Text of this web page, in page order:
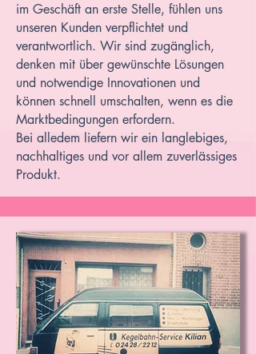
im Geschäft an erste Stelle, fühlen uns
unseren Kunden verpflichtet und
verantwortlich. Wir sind zugänglich,
denken mit über gewünschte Lösungen
und notwendige Innovationen und
können schnell umschalten, wenn es die
Marktbedingungen erfordern.
Bei alledem liefern wir ein langlebiges,
nachhaltiges und vor allem zuverlässiges
Produkt.